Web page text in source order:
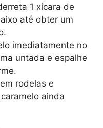
1 xícara de
até obter um
imediatamente no
untada e espalhe
rodelas e
ainda